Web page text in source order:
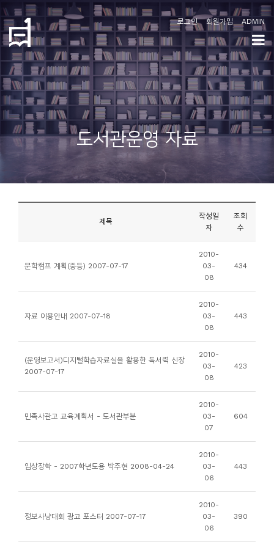
로그인 회원가입 ADMIN
도서관운영 자료
제목
작성일
자
조회
수
문학캠프 계획(중등) 2007-07-17
2010-
03-
08
434
자료 이용안내 2007-07-18
2010-
03-
08
443
(운영보고서)디지털학습자료실을 활용한 독서력 신장
2007-07-17
2010-
03-
08
423
민족사관고 교육계획서 - 도서관부분
2010-
03-
07
604
임상장학 - 2007학년도용 박주현 2008-04-24
2010-
03-
06
443
정보사냥대회 광고 포스터 2007-07-17
2010-
03-
06
390
학
도
협
소
개
지
사